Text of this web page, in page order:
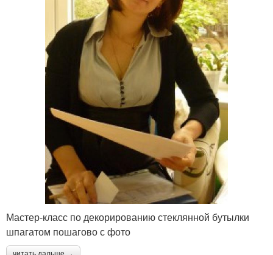
Мастер-класс по декорированию стеклянной бутылки
шпагатом пошагово с фото